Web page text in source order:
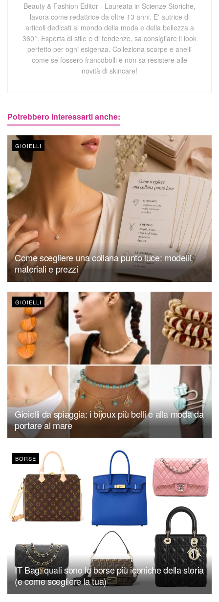
Beauty & Fashion Editor - Laureata in Scienze Storiche,
lavora come redattrice da oltre 13 anni. E' autrice di
articoli dedicati al mondo della moda e della bellezza a
360°. Esperta di stile e di tendenze, sa consigliare il look
perfetto per ogni esigenza. Colleziona scarpe e anelli
come se fossero francobolli e non sa resistere alle
novità di skincare!
Potrebbero interessarti anche:
GIOIELLI
Come scegliere una collana punto luce: modelli,
materiali e prezzi
GIOIELLI
Gioielli da spiaggia: i bijoux più belli e alla moda da
portare al mare
BORSE
IT Bag: quali sono le borse più iconiche della storia
(e come scegliere la tua)